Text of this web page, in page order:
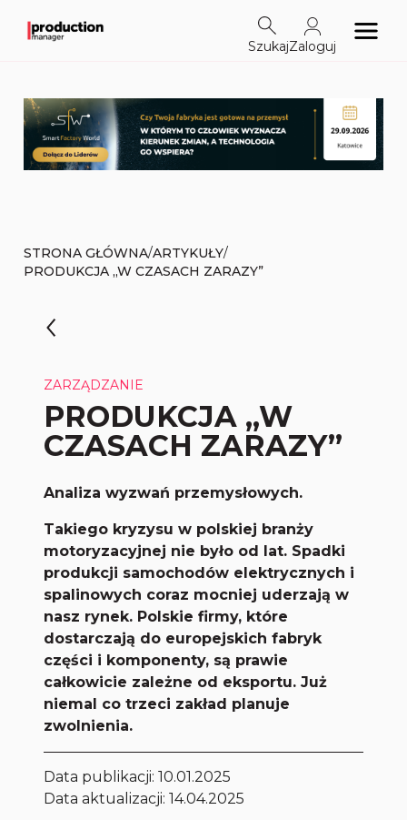
SzukajZaloguj
STRONA GŁÓWNA/ARTYKUŁY/
PRODUKCJA „W CZASACH ZARAZY”
ZARZĄDZANIE
PRODUKCJA „W
CZASACH ZARAZY”
Analiza wyzwań przemysłowych.
Takiego kryzysu w polskiej branży
motoryzacyjnej nie było od lat. Spadki
produkcji samochodów elektrycznych i
spalinowych coraz mocniej uderzają w
nasz rynek. Polskie firmy, które
dostarczają do europejskich fabryk
części i komponenty, są prawie
całkowicie zależne od eksportu. Już
niemal co trzeci zakład planuje
zwolnienia.
Data publikacji:10.01.2025
Data aktualizacji: 14.04.2025